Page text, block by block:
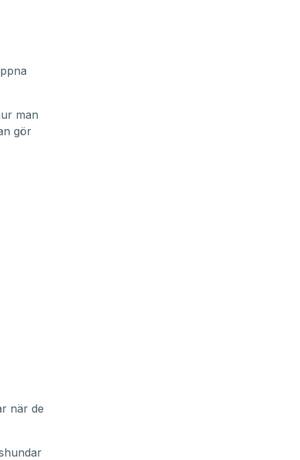
man
gör
när de